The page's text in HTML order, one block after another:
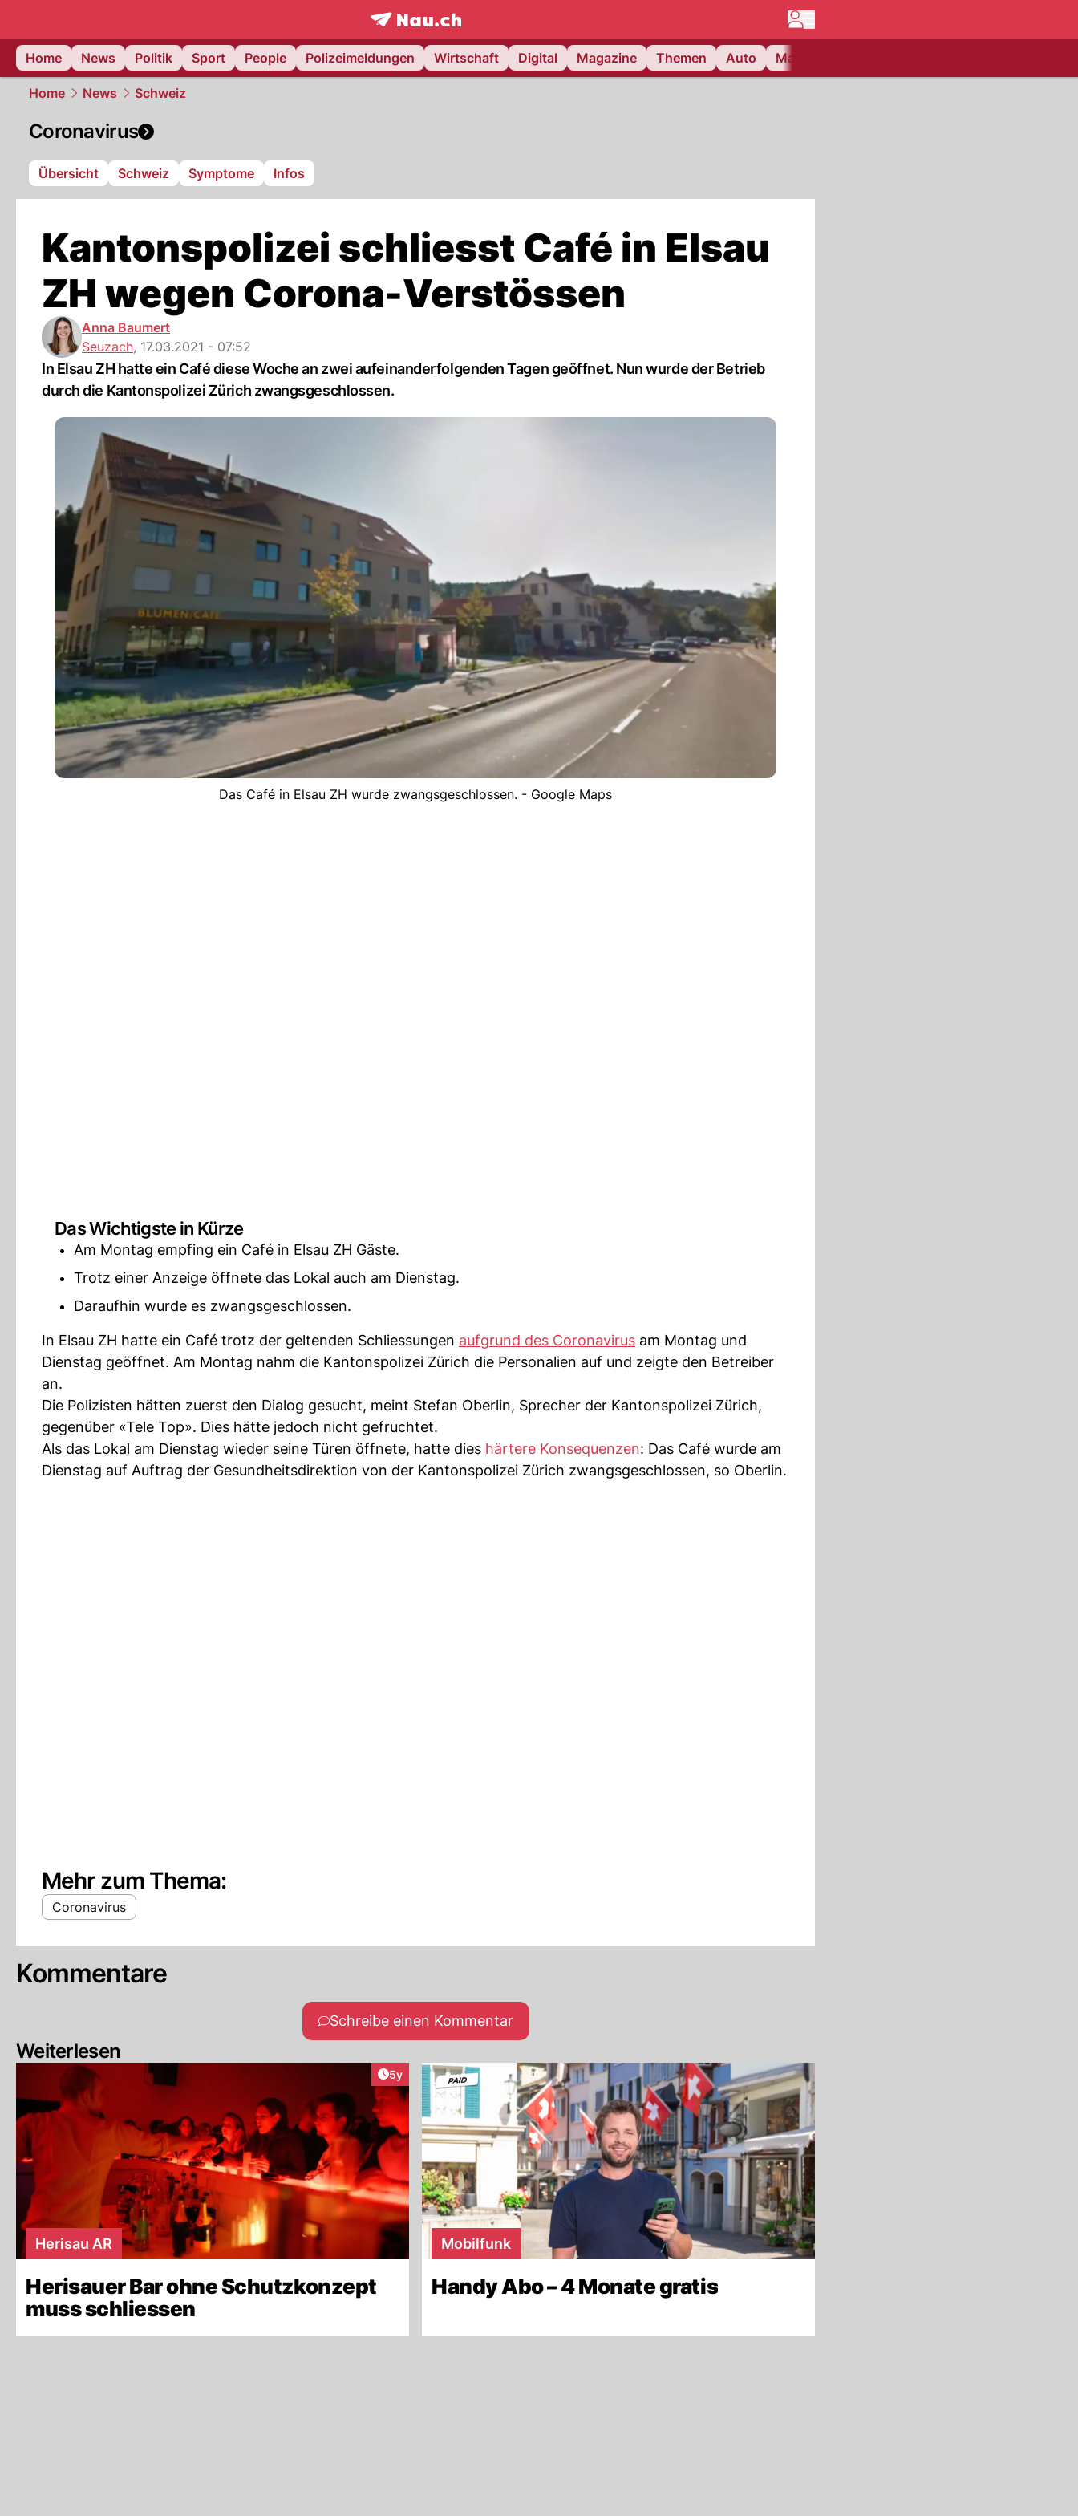
frontpage.NAU.ch
Home
News Politik Sport People Polizeimeldungen Wirtschaft Digital Magazine Themen Auto Matchcenter
Home News Schweiz
Coronavirus
Übersicht Schweiz Symptome Infos
Kantonspolizei schliesst Café in Elsau
ZH wegen Corona-Verstössen
Anna Baumert
Seuzach, 17.03.2021 - 07:52
In Elsau ZH hatte ein Café diese Woche an zwei aufeinanderfolgenden Tagen geöffnet. Nun wurde der Betrieb
durch die Kantonspolizei Zürich zwangsgeschlossen.
Das Café in Elsau ZH wurde zwangsgeschlossen. - Google Maps
Das Wichtigste in Kürze
Am Montag empfing ein Café in Elsau ZH Gäste.
Trotz einer Anzeige öffnete das Lokal auch am Dienstag.
Daraufhin wurde es zwangsgeschlossen.
In Elsau ZH hatte ein Café trotz der geltenden Schliessungen aufgrund des Coronavirus am Montag und
Dienstag geöffnet. Am Montag nahm die Kantonspolizei Zürich die Personalien auf und zeigte den Betreiber
an.
Die Polizisten hätten zuerst den Dialog gesucht, meint Stefan Oberlin, Sprecher der Kantonspolizei Zürich,
gegenüber «Tele Top». Dies hätte jedoch nicht gefruchtet.
Als das Lokal am Dienstag wieder seine Türen öffnete, hatte dies härtere Konsequenzen: Das Café wurde am
Dienstag auf Auftrag der Gesundheitsdirektion von der Kantonspolizei Zürich zwangsgeschlossen, so Oberlin.
Mehr zum Thema:
Coronavirus
Kommentare
Schreibe einen Kommentar
Weiterlesen
Artikel veröffentlicht:
5y
Herisau AR
Herisauer Bar ohne Schutzkonzept
muss schliessen
Mobilfunk
Handy Abo – 4 Monate gratis